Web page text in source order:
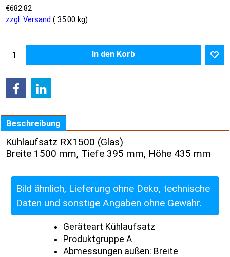
€682.82
zzgl. Versand
35.00 kg
In den Korb
Beschreibung
Kühlaufsatz RX1500 (Glas)
Breite 1500 mm, Tiefe 395 mm, Höhe 435 mm
Bild ähnlich, Lieferung ohne Deko, technische
Daten und sonstige Angaben ohne Gewähr.
Geräteart Kühlaufsatz
Produktgruppe A
Abmessungen außen: Breite